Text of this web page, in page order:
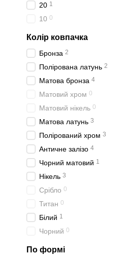
20 1
10 0
Колір ковпачка
Бронза 2
Полірована латунь 2
Матова бронза 4
Матовий хром 0
Матовий нікель 0
Матова латунь 3
Полірований хром 3
Античне залізо 4
Чорний матовий 1
Нікель 3
Срібло 0
Титан 0
Білий 1
Чорний 0
По формі